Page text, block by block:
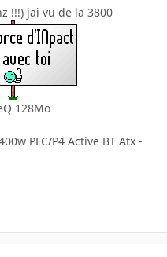
!!!) jai vu de la 3800
128Mo
PFC/P4 Active BT Atx -